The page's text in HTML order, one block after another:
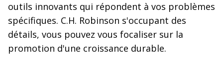
outils innovants qui répondent à vos problèmes
spécifiques. C.H. Robinson s'occupant des
détails, vous pouvez vous focaliser sur la
promotion d'une croissance durable.